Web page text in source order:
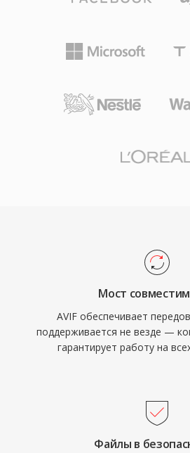
Мост
AVIF обеспечивает
поддерживается не везде —
гарантирует работу на
Файлы в